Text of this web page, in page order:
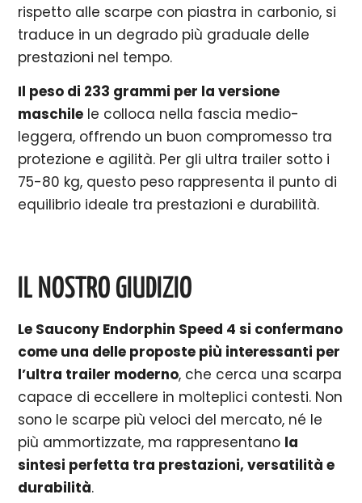
rispetto alle scarpe con piastra in carbonio, si
traduce in un degrado più graduale delle
prestazioni nel tempo.
Il peso di 233 grammi per la versione
maschile le colloca nella fascia medio-
leggera, offrendo un buon compromesso tra
protezione e agilità. Per gli ultra trailer sotto i
75-80 kg, questo peso rappresenta il punto di
equilibrio ideale tra prestazioni e durabilità.
IL NOSTRO GIUDIZIO
Le Saucony Endorphin Speed 4 si confermano
come una delle proposte più interessanti per
l’ultra trailer moderno, che cerca una scarpa
capace di eccellere in molteplici contesti. Non
sono le scarpe più veloci del mercato, né le
più ammortizzate, ma rappresentano la
sintesi perfetta tra prestazioni, versatilità e
durabilità.